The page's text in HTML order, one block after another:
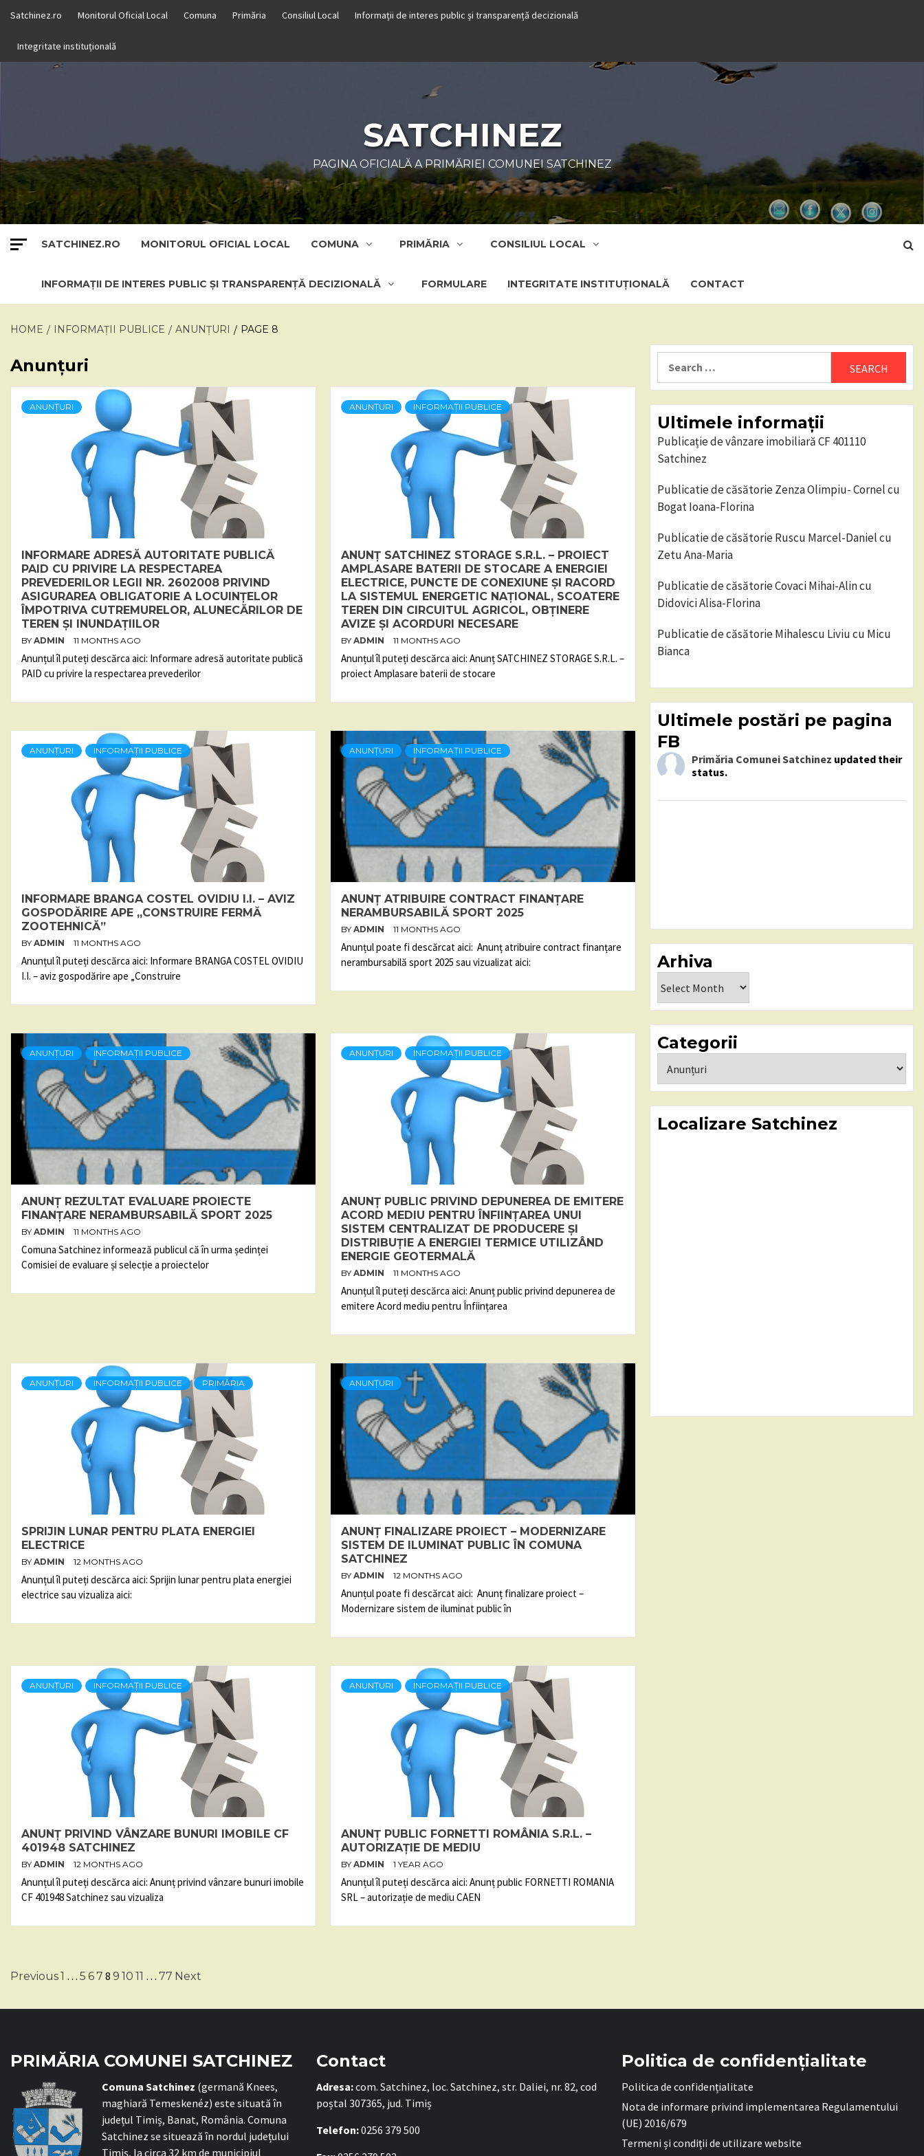
content
Satchinez.ro Monitorul Oficial Local Comuna Primăria Consiliul Local Informații de interes public și transparență decizională
Integritate instituțională
SATCHINEZ
PAGINA OFICIALĂ A PRIMĂRIEI COMUNEI SATCHINEZ
SATCHINEZ.RO MONITORUL OFICIAL LOCAL COMUNA PRIMĂRIA CONSILIUL LOCAL
INFORMAȚII DE INTERES PUBLIC ȘI TRANSPARENȚĂ DECIZIONALĂ FORMULARE INTEGRITATE INSTITUȚIONALĂ CONTACT
HOME INFORMAȚII PUBLICE ANUNȚURI PAGE 8
Anunțuri
ANUNȚURI
INFORMARE ADRESĂ AUTORITATE PUBLICĂ
PAID CU PRIVIRE LA RESPECTAREA
PREVEDERILOR LEGII NR. 2602008 PRIVIND
ASIGURAREA OBLIGATORIE A LOCUINȚELOR
ÎMPOTRIVA CUTREMURELOR, ALUNECĂRILOR DE
TEREN ȘI INUNDAȚIILOR
BY ADMIN 11 MONTHS AGO
Anunțul îl puteți descărca aici: Informare adresă autoritate publică
PAID cu privire la respectarea prevederilor
ANUNȚURI INFORMAȚII PUBLICE
ANUNȚ SATCHINEZ STORAGE S.R.L. – PROIECT
AMPLASARE BATERII DE STOCARE A ENERGIEI
ELECTRICE, PUNCTE DE CONEXIUNE ȘI RACORD
LA SISTEMUL ENERGETIC NAȚIONAL, SCOATERE
TEREN DIN CIRCUITUL AGRICOL, OBȚINERE
AVIZE ȘI ACORDURI NECESARE
BY ADMIN 11 MONTHS AGO
Anunțul îl puteți descărca aici: Anunț SATCHINEZ STORAGE S.R.L. –
proiect Amplasare baterii de stocare
ANUNȚURI INFORMAȚII PUBLICE
INFORMARE BRANGA COSTEL OVIDIU I.I. – AVIZ
GOSPODĂRIRE APE „CONSTRUIRE FERMĂ
ZOOTEHNICĂ”
BY ADMIN 11 MONTHS AGO
Anunțul îl puteți descărca aici: Informare BRANGA COSTEL OVIDIU
I.I. – aviz gospodărire ape „Construire
ANUNȚURI INFORMAȚII PUBLICE
ANUNȚ ATRIBUIRE CONTRACT FINANȚARE
NERAMBURSABILĂ SPORT 2025
BY ADMIN 11 MONTHS AGO
Anunțul poate fi descărcat aici: Anunț atribuire contract finanțare
nerambursabilă sport 2025 sau vizualizat aici:
ANUNȚURI INFORMAȚII PUBLICE
ANUNȚ REZULTAT EVALUARE PROIECTE
FINANȚARE NERAMBURSABILĂ SPORT 2025
BY ADMIN 11 MONTHS AGO
Comuna Satchinez informează publicul că în urma ședinței
Comisiei de evaluare și selecție a proiectelor
ANUNȚURI INFORMAȚII PUBLICE
ANUNȚ PUBLIC PRIVIND DEPUNEREA DE EMITERE
ACORD MEDIU PENTRU ÎNFIINȚAREA UNUI
SISTEM CENTRALIZAT DE PRODUCERE ȘI
DISTRIBUȚIE A ENERGIEI TERMICE UTILIZÂND
ENERGIE GEOTERMALĂ
BY ADMIN 11 MONTHS AGO
Anunțul îl puteți descărca aici: Anunț public privind depunerea de
emitere Acord mediu pentru Înființarea
ANUNȚURI INFORMAȚII PUBLICE PRIMĂRIA
SPRIJIN LUNAR PENTRU PLATA ENERGIEI
ELECTRICE
BY ADMIN 12 MONTHS AGO
Anunțul îl puteți descărca aici: Sprijin lunar pentru plata energiei
electrice sau vizualiza aici:
ANUNȚURI
ANUNȚ FINALIZARE PROIECT – MODERNIZARE
SISTEM DE ILUMINAT PUBLIC ÎN COMUNA
SATCHINEZ
BY ADMIN 12 MONTHS AGO
Anunțul poate fi descărcat aici: Anunț finalizare proiect –
Modernizare sistem de iluminat public în
ANUNȚURI INFORMAȚII PUBLICE
ANUNȚ PRIVIND VÂNZARE BUNURI IMOBILE CF
401948 SATCHINEZ
BY ADMIN 12 MONTHS AGO
Anunțul îl puteți descărca aici: Anunț privind vânzare bunuri imobile
CF 401948 Satchinez sau vizualiza
ANUNȚURI INFORMAȚII PUBLICE
ANUNȚ PUBLIC FORNETTI ROMÂNIA S.R.L. –
AUTORIZAȚIE DE MEDIU
BY ADMIN 1 YEAR AGO
Anunțul îl puteți descărca aici: Anunț public FORNETTI ROMANIA
SRL – autorizație de mediu CAEN
Posts
pagination
Previous1 … 5 67 8 9 10 11 … 77 Next
Ultimele informații
Publicație de vânzare imobiliară CF 401110
Satchinez
Publicatie de căsătorie Zenza Olimpiu- Cornel cu
Bogat Ioana-Florina
Publicatie de căsătorie Ruscu Marcel-Daniel cu
Zetu Ana-Maria
Publicatie de căsătorie Covaci Mihai-Alin cu
Didovici Alisa-Florina
Publicatie de căsătorie Mihalescu Liviu cu Micu
Bianca
Ultimele postări pe pagina
FB
Primăria Comunei Satchinez updated their
status.
Arhiva
Categorii
Localizare Satchinez
PRIMĂRIA COMUNEI SATCHINEZ
Comuna Satchinez (germană Knees,
maghiară Temeskenéz) este situată în
județul Timiș, Banat, România. Comuna
Satchinez se situează în nordul județului
Timiș, la circa 32 km de municipiul
Contact
Adresa:com. Satchinez, loc. Satchinez, str. Daliei, nr. 82, cod
poștal 307365, jud. Timiș
Telefon:0256 379 500
Politica de confidențialitate
Politica de confidențialitate
Nota de informare privind implementarea Regulamentului
(UE) 2016/679
Termeni și condiții de utilizare website